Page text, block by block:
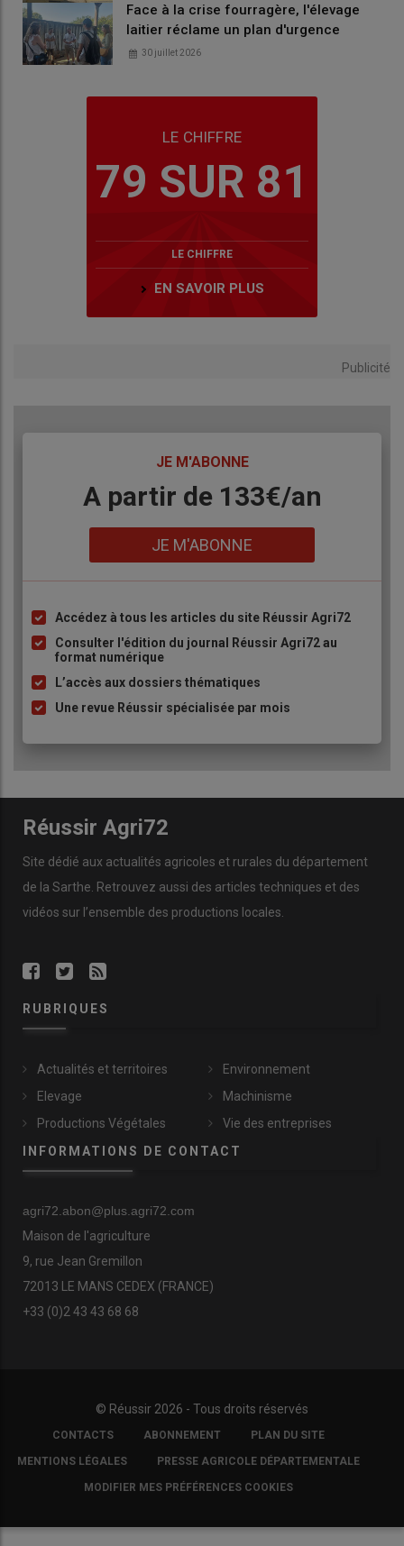
Face à la crise fourragère, l'élevage
laitier réclame un plan d'urgence
30 juillet 2026
LE CHIFFRE
79 SUR 81
LE CHIFFRE
EN SAVOIR PLUS
Publicité
JE M'ABONNE
BodyA partir de 133€/an
JE M'ABONNE
Liste
à
puce
Accédez à tous les articles du site Réussir Agri72
Consulter l'édition du journal Réussir Agri72 au
format numérique
L’accès aux dossiers thématiques
Une revue Réussir spécialisée par mois
Réussir Agri72
Site dédié aux actualités agricoles et rurales du département
de la Sarthe. Retrouvez aussi des articles techniques et des
vidéos sur l’ensemble des productions locales.
RUBRIQUES
Actualités et territoires
Elevage
Productions Végétales
Environnement
Machinisme
Vie des entreprises
INFORMATIONS DE CONTACT
agri72.abon@plus.agri72.com
Maison de l'agriculture
9, rue Jean Gremillon
72013 LE MANS CEDEX (FRANCE)
+33 (0)2 43 43 68 68
© Réussir 2026 - Tous droits réservés
FOOTER
COPYRIGHT
CONTACTS ABONNEMENT PLAN DU SITE
MENTIONS LÉGALES PRESSE AGRICOLE DÉPARTEMENTALE
MODIFIER MES PRÉFÉRENCES COOKIES